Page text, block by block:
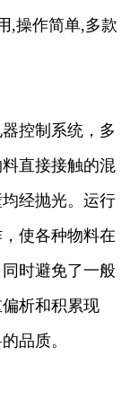
,操作简单,多款
控制系统，多
直接接触的混
经抛光。运行
使各种物料在
时避免了一般
析和积累现
品质。